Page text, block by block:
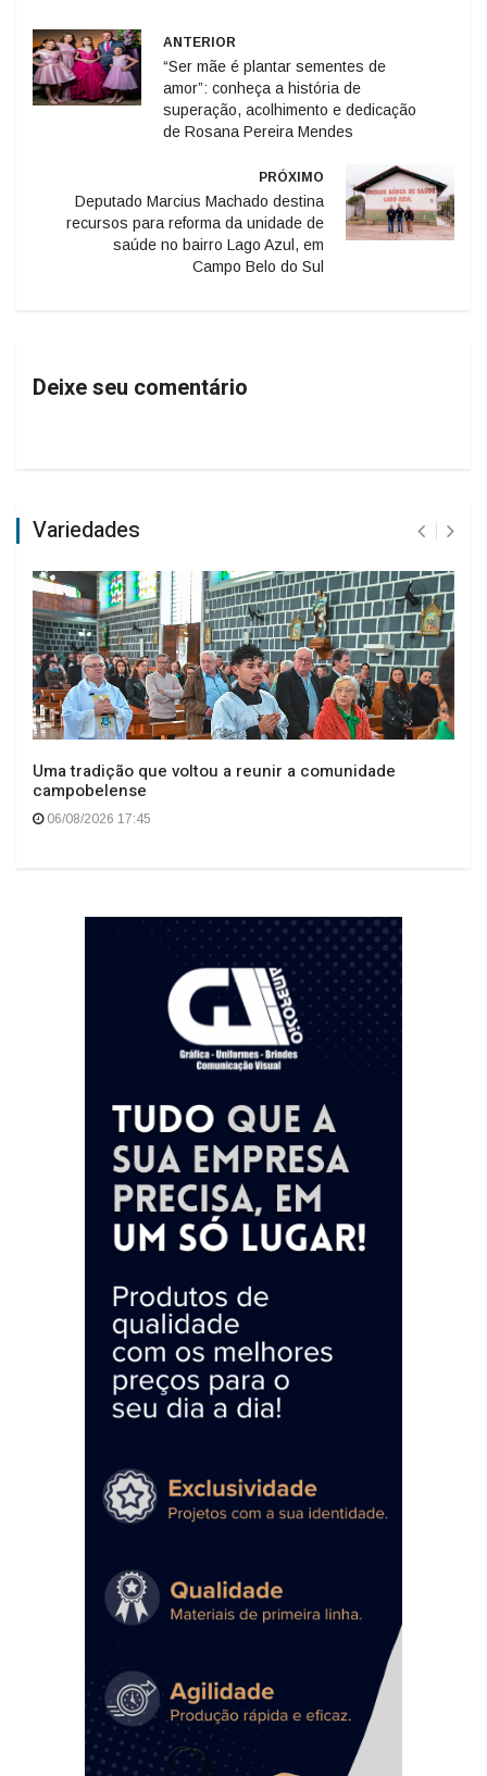
ANTERIOR
“Ser mãe é plantar sementes de
amor”: conheça a história de
superação, acolhimento e dedicação
de Rosana Pereira Mendes
PRÓXIMO
Deputado Marcius Machado destina
recursos para reforma da unidade de
saúde no bairro Lago Azul, em
Campo Belo do Sul
Deixe seu comentário
Variedades
Uma tradição que voltou a reunir a comunidade
campobelense
06/08/2026 17:45